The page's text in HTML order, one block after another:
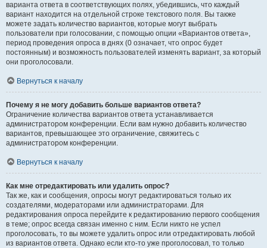
варианта ответа в соответствующих полях, убедившись, что каждый
вариант находится на отдельной строке текстового поля. Вы также
можете задать количество вариантов, которые могут выбрать
пользователи при голосовании, с помощью опции «Вариантов ответа»,
период проведения опроса в днях (0 означает, что опрос будет
постоянным) и возможность пользователей изменять вариант, за который
они проголосовали.
Вернуться к началу
Почему я не могу добавить больше вариантов ответа?
Ограничение количества вариантов ответа устанавливается
администратором конференции. Если вам нужно добавить количество
вариантов, превышающее это ограничение, свяжитесь с
администратором конференции.
Вернуться к началу
Как мне отредактировать или удалить опрос?
Так же, как и сообщения, опросы могут редактироваться только их
создателями, модераторами или администраторами. Для
редактирования опроса перейдите к редактированию первого сообщения
в теме; опрос всегда связан именно с ним. Если никто не успел
проголосовать, то вы можете удалить опрос или отредактировать любой
из вариантов ответа. Однако если кто-то уже проголосовал, то только